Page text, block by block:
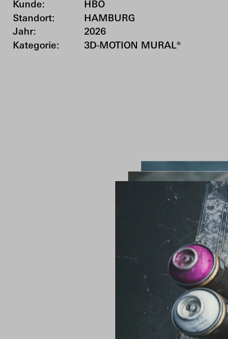
Kunde:
HBO
Standort:
HAMBURG
Jahr:
2026
Kategorie:
3D-MOTION MURAL®